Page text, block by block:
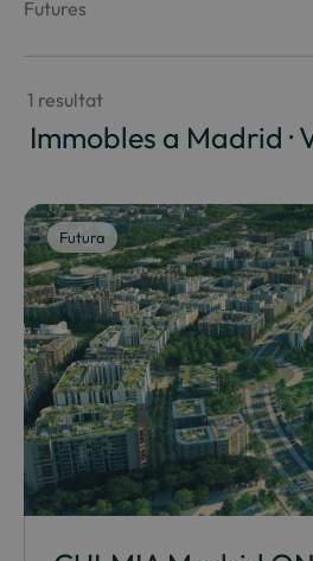
Futures
1 resultat
Immobles a Madrid ·
Futura